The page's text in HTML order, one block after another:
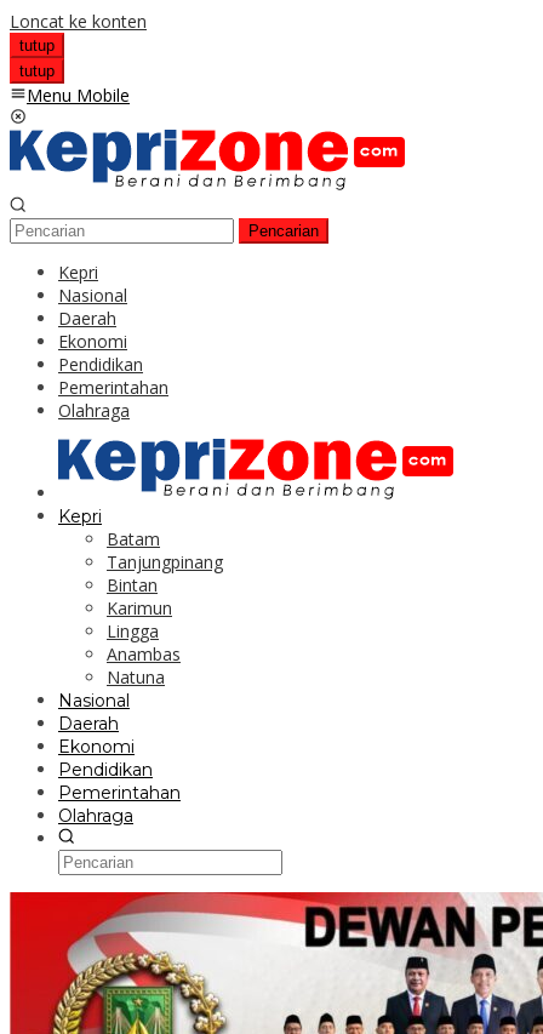
Loncat ke konten
tutup
tutup
Menu Mobile
Pencarian
Kepri
Nasional
Daerah
Ekonomi
Pendidikan
Pemerintahan
Olahraga
Kepri
Batam
Tanjungpinang
Bintan
Karimun
Lingga
Anambas
Natuna
Nasional
Daerah
Ekonomi
Pendidikan
Pemerintahan
Olahraga